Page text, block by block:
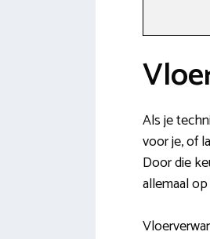
Als je
voor je, of
Door die
allemaal